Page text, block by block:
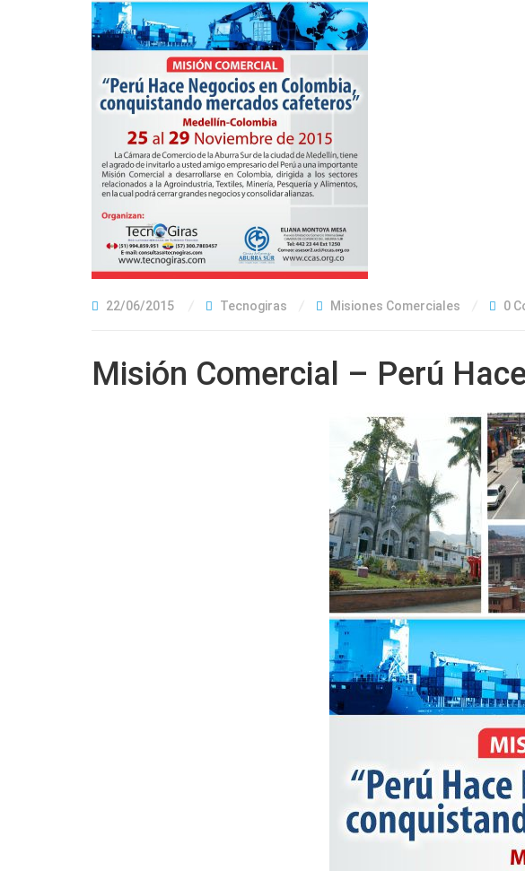
22/06/2015 Tecnogiras Misiones Comerciales 0
Misión Comercial – Perú